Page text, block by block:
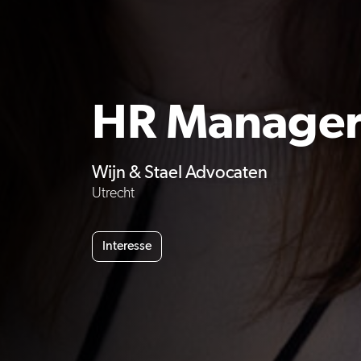
HR
Wijn & Stael Advocaten
Utrecht
Interesse